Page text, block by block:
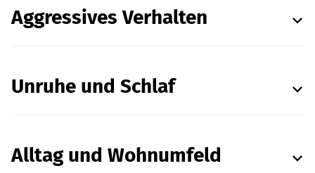
Aggressives Verhalten
Unruhe und Schlaf
Alltag und Wohnumfeld